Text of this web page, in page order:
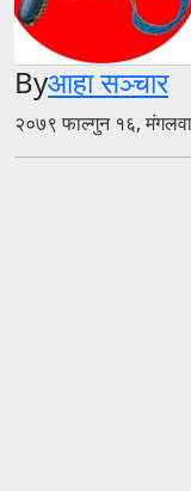
Byआहा सञ्चार
२०७९ फाल्गुन १६,